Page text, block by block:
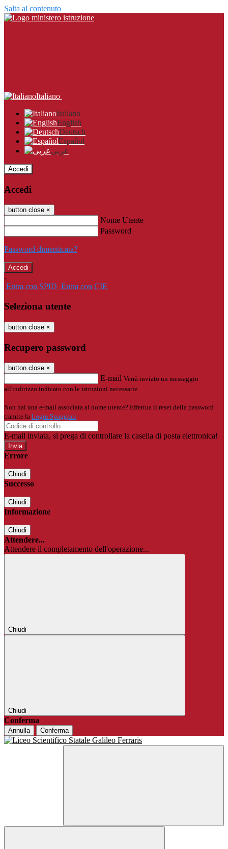
Salta al contenuto
Italiano
Italiano
English
Deutsch
Español
عربى
Accedi
Accedi
button close ×
Nome Utente
Password
Password dimenticata?
-
Entra con SPID Entra con CIE
Seleziona utente
button close ×
Recupero password
button close ×
E-mail Verrà inviato un messaggio
all'indirizzo indicato con le istruzioni necessarie.
Non hai una e-mail associata al nome utente? Effettua il reset della password
tramite la Login Spaggiari
E-mail inviata, si prega di controllare la casella di posta elettronica!
Errore
Chiudi
Successo
Chiudi
Informazione
Chiudi
Attendere...
Attendere il completamento dell'operazione...
Chiudi
Chiudi
Conferma
Annulla Conferma